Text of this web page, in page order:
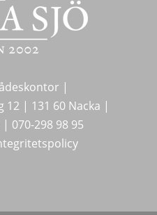
|
12 | 131 60 Nacka |
| 070-298 98 95